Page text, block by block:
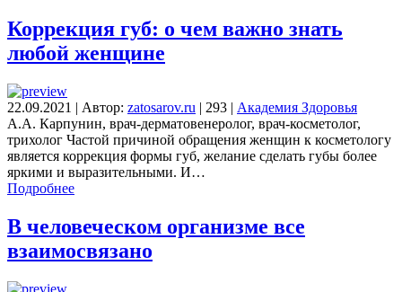
Коррекция губ: о чем важно знать
любой женщине
22.09.2021 | Автор: zatosarov.ru | 293 | Академия Здоровья
А.А. Карпунин, врач-дерматовенеролог, врач-косметолог,
трихолог Частой причиной обращения женщин к косметологу
является коррекция формы губ, желание сделать губы более
яркими и выразительными. И…
Подробнее
В человеческом организме все
взаимосвязано